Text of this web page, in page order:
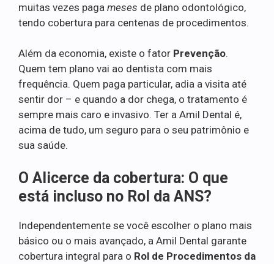
muitas vezes paga meses de plano odontológico,
tendo cobertura para centenas de procedimentos.
Além da economia, existe o fator Prevenção.
Quem tem plano vai ao dentista com mais
frequência. Quem paga particular, adia a visita até
sentir dor – e quando a dor chega, o tratamento é
sempre mais caro e invasivo. Ter a Amil Dental é,
acima de tudo, um seguro para o seu patrimônio e
sua saúde.
O Alicerce da cobertura: O que
está incluso no Rol da ANS?
Independentemente se você escolher o plano mais
básico ou o mais avançado, a Amil Dental garante
cobertura integral para o Rol de Procedimentos da